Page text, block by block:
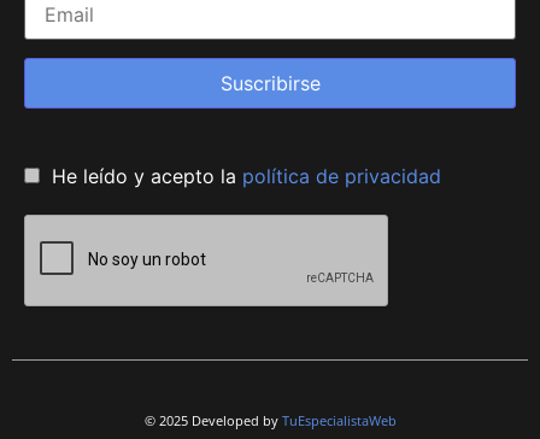
Suscribirse
He leído y acepto la política de privacidad
© 2025 Developed by TuEspecialistaWeb